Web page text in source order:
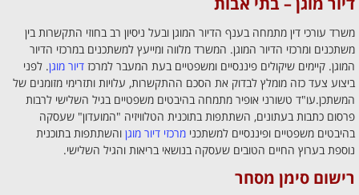
משרד עורכי דין מתמחה בענף הדיור המוגן ובעל ניסיון רב בחוזי התקשרות בין
משתכנים ומרכזי הדיור המוגן. המשרד מלווה ומייעץ למשתכנים במרכזי הדיור
המוגן. קיימים שיקולים פיננסיים ומשפטיים בעת המעבר למרכז דיור מוגן. לפני
ביצוע צעד כזה מומלץ לבדוק את הסכם ההתקשרות, עלויות ותזרימי מזומנים של
המשתכן.עו"ד טשורני אופיר מתמחה בהיבטים משפטיים בגיל השלישי לרבות
פרסום כתבות בעתונים, השתתפות בתוכנית הטלוויזיה "המועדון" שעסקה
בהיבטים משפטיים ופיננסיים למשתכני מרכזי דיור מוגן והשתתפות בתוכנית
נוספת בערוץ החיים הטובים שעסקה בנושאי בריאות והגיל השלישי.
רישום סימן מסחר